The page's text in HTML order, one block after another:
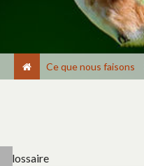
Ce que nous faisons
Glossaire